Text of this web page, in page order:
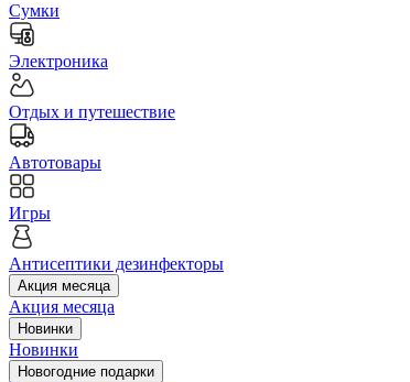
Сумки
Электроника
Отдых и путешествие
Автотовары
Игры
Антисептики дезинфекторы
Акция месяца
Акция месяца
Новинки
Новинки
Новогодние подарки